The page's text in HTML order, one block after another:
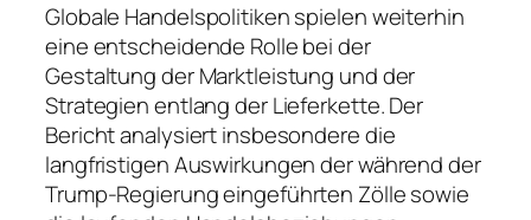
Globale Handelspolitiken spielen weiterhin
eine entscheidende Rolle bei der
Gestaltung der Marktleistung und der
Strategien entlang der Lieferkette. Der
Bericht analysiert insbesondere die
langfristigen Auswirkungen der während der
Trump-Regierung eingeführten Zölle sowie